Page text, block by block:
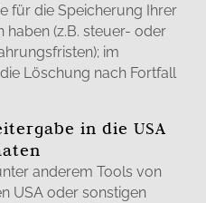
für die Speicherung Ihrer
haben (z.B. steuer- oder
im
Löschung nach Fortfall
in die USA
anderem Tools von
USA oder sonstigen